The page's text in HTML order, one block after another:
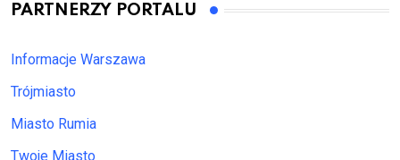
PARTNERZY PORTALU
Informacje Warszawa
Trójmiasto
Miasto Rumia
Twoje Miasto